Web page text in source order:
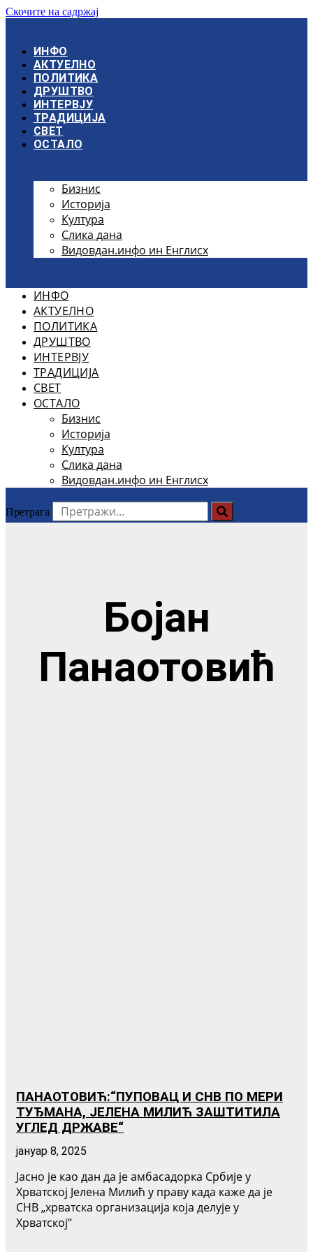
Скочите на садржај
ИНФО
АКТУЕЛНО
ПОЛИТИКА
ДРУШТВО
ИНТЕРВЈУ
ТРАДИЦИЈА
СВЕТ
ОСТАЛО
Бизнис
Историја
Култура
Слика дана
Видовдан.инфо ин Енглисх
ИНФО
АКТУЕЛНО
ПОЛИТИКА
ДРУШТВО
ИНТЕРВЈУ
ТРАДИЦИЈА
СВЕТ
ОСТАЛО
Бизнис
Историја
Култура
Слика дана
Видовдан.инфо ин Енглисх
Претрага
Бојан
Панаотовић
ПАНАОТОВИЋ:“ПУПОВАЦ И СНВ ПО МЕРИ
ТУЂМАНА, ЈЕЛЕНА МИЛИЋ ЗАШТИТИЛА
УГЛЕД ДРЖАВЕ“
јануар 8, 2025
Јасно је као дан да је амбасадорка Србије у
Хрватској Јелена Милић у праву када каже да је
СНВ „хрватска организација која делује у
Хрватској“